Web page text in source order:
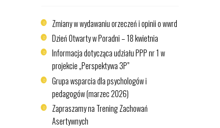
Zmiany w wydawaniu orzeczeń i opinii o wwrd
Dzień Otwarty w Poradni – 18 kwietnia
Informacja dotycząca udziału PPP nr 1 w
projekcie „Perspektywa 3P”
Grupa wsparcia dla psychologów i
pedagogów (marzec 2026)
Zapraszamy na Trening Zachowań
Asertywnych